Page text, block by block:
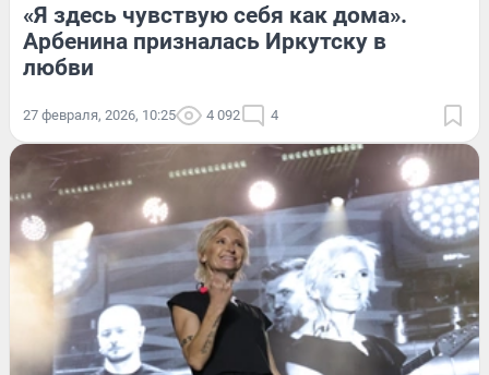
«Я здесь чувствую себя как дома».
Арбенина призналась Иркутску в
любви
27 февраля, 2026, 10:25 4 092 4